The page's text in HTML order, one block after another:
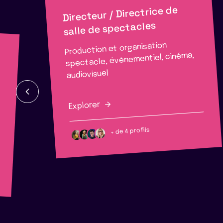
Directeur / Directrice de
salle de spectacles
Production et organisation
spectacle, évènementiel, cinéma,
audiovisuel
Explorer
+ de 4 profils